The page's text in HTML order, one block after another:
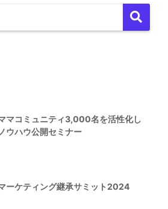
マコミュニティ3,000名を活性化し
ウハウ公開セミナー
ーケティング継承サミット2024